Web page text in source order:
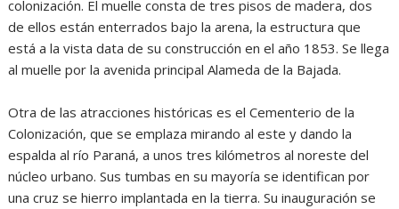
colonización. El muelle consta de tres pisos de madera, dos
de ellos están enterrados bajo la arena, la estructura que
está a la vista data de su construcción en el año 1853. Se llega
al muelle por la avenida principal Alameda de la Bajada.
Otra de las atracciones históricas es el Cementerio de la
Colonización, que se emplaza mirando al este y dando la
espalda al río Paraná, a unos tres kilómetros al noreste del
núcleo urbano. Sus tumbas en su mayoría se identifican por
una cruz se hierro implantada en la tierra. Su inauguración se